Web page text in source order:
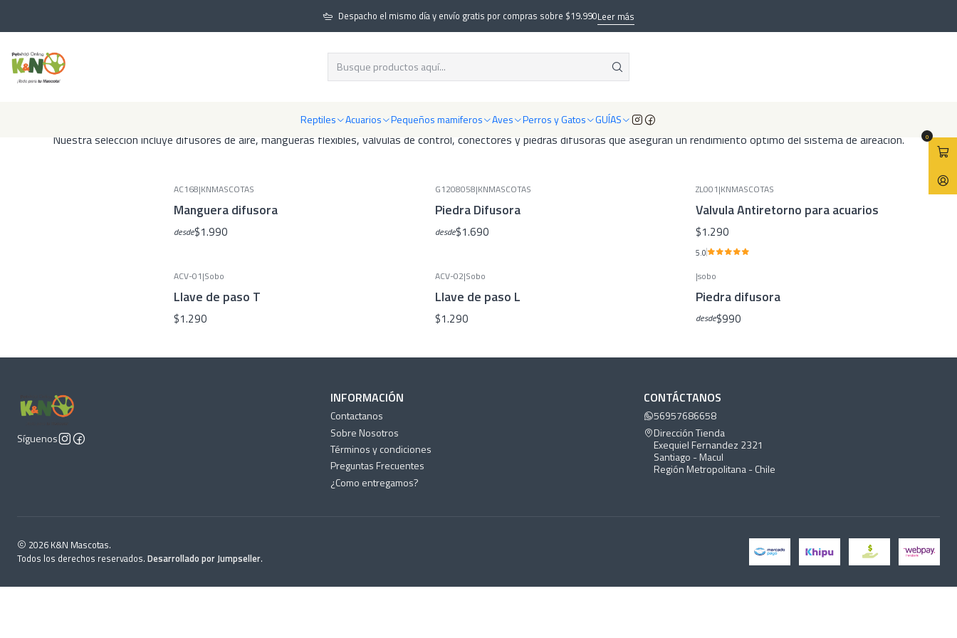
Reptiles Acuarios Pequeños mamiferos Aves Perros y Gatos GUÍAS
0
Despacho el mismo día y envío gratis por compras sobre $19.990Leer más
Inicio Acuarios Acuarios Accesorios para bombas de aire
Accesorios para bombas de aire
Nuestra selección incluye difusores de aire, mangueras flexibles, válvulas de control, conectores y piedras difusoras que aseguran un rendimiento óptimo del sistema de aireación.
AC168|KNMASCOTAS
Manguera difusora
desde$1.990
G1208058|KNMASCOTAS
Piedra Difusora
desde$1.690
ZL001|KNMASCOTAS
Valvula Antiretorno para acuarios
$1.290
5.0
ACV-01|Sobo
Llave de paso T
$1.290
ACV-02|Sobo
Llave de paso L
$1.290
|sobo
Piedra difusora
desde$990
Síguenos
INFORMACIÓN
Contactanos
Sobre Nosotros
Términos y condiciones
Preguntas Frecuentes
¿Como entregamos?
CONTÁCTANOS
56957686658
Dirección Tienda
Exequiel Fernandez 2321
Santiago - Macul
Región Metropolitana - Chile
2026 K&N Mascotas.
Todos los derechos reservados. Desarrollado por Jumpseller.